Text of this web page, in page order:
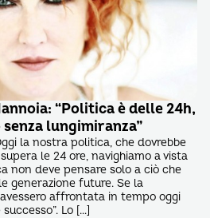
“Politica è delle 24h,
lungimiranza”
la nostra politica, che dovrebbe
le 24 ore, navighiamo a vista
non deve pensare solo a ciò che
generazione future. Se la
affrontata in tempo oggi
Lo […]